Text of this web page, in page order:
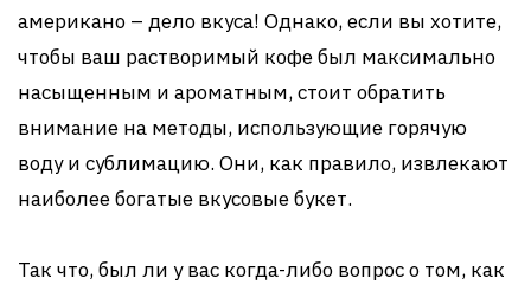
американо – дело вкуса! Однако, если вы хотите,
чтобы ваш растворимый кофе был максимально
насыщенным и ароматным, стоит обратить
внимание на методы, использующие горячую
воду и сублимацию. Они, как правило, извлекают
наиболее богатые вкусовые букет.
Так что, был ли у вас когда-либо вопрос о том, как